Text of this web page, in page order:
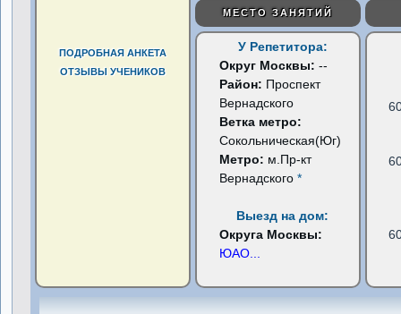
ПОДРОБНАЯ АНКЕТА
ОТЗЫВЫ УЧЕНИКОВ
МЕСТО ЗАНЯТИЙ
У Репетитора:
Округ Москвы:--
Район: Проспект
Вернадского
Ветка метро:
Сокольническая(Юг)
Метро: м.Пр-кт
Вернадского*
Выезд на дом:
Округа Москвы:
ЮАО